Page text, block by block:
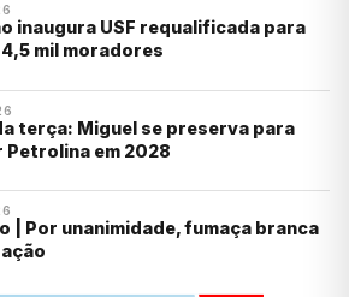
inaugura USF requalificada para
mil moradores
terça: Miguel se preserva para
em 2028
| Por unanimidade, fumaça branca